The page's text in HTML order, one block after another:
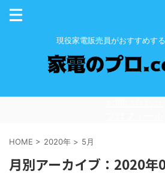
現役家電販売員がおすすめす
HOME > 2020年 > 5月
月別アーカイブ：2020年